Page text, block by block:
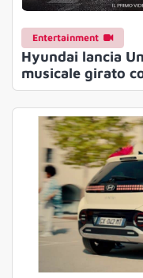
Entertainment
Hyundai lancia
musicale girato